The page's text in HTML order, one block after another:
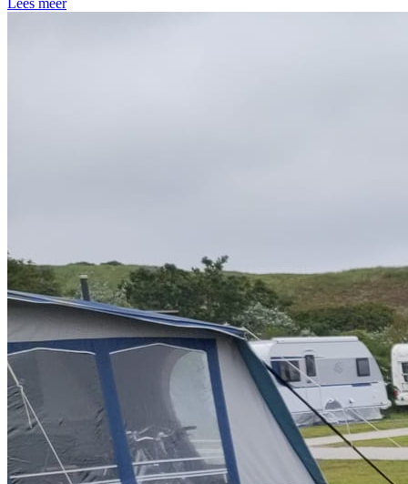
Lees meer